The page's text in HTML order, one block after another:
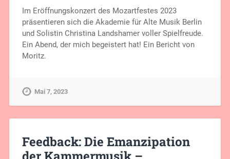
Im Eröffnungskonzert des Mozartfestes 2023
präsentieren sich die Akademie für Alte Musik Berlin
und Solistin Christina Landshamer voller Spielfreude.
Ein Abend, der mich begeistert hat! Ein Bericht von
Moritz.
Mai 7, 2023
Feedback: Die Emanzipation
der Kammermusik –